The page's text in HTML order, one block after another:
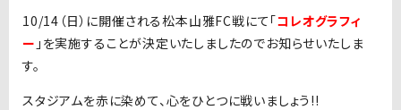
10/14（日）に開催される松本山雅FC戦にて「コレオグラフィ
ー 」を実施することが決定いたしましたのでお知らせいたしま
す。
スタジアムを赤に染めて、心をひとつに戦いましょう!!